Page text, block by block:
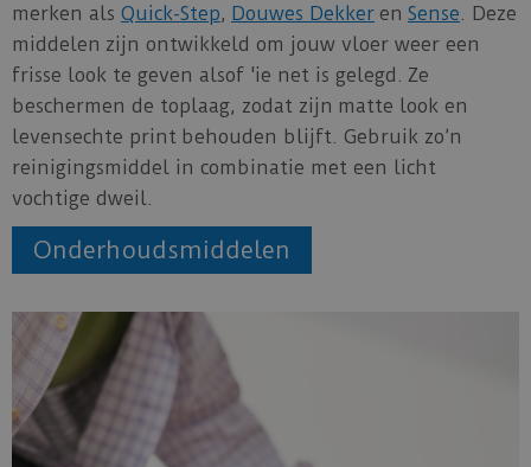
merken als Quick-Step, Douwes Dekker en Sense . Deze
middelen zijn ontwikkeld om jouw vloer weer een
frisse look te geven alsof 'ie net is gelegd. Ze
beschermen de toplaag, zodat zijn matte look en
levensechte print behouden blijft. Gebruik zo’n
reinigingsmiddel in combinatie met een licht
vochtige dweil.
Onderhoudsmiddelen